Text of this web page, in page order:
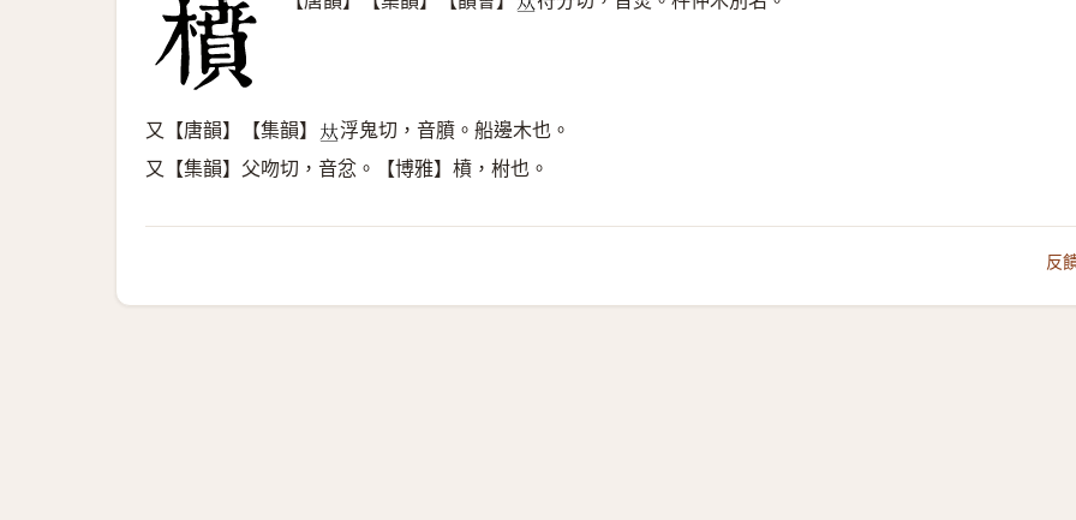
𠀤
又【唐韻】【集韻】 𠀤浮鬼切，音膹。船邊木也。
又【集韻】父吻切，音忿。【博雅】橨，柎也。
反